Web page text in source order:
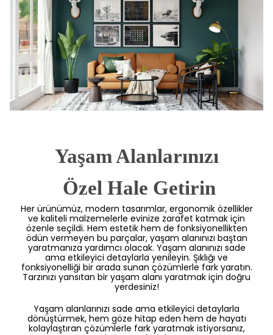
Yaşam Alanlarınızı
Özel Hale Getirin
Her ürünümüz, modern tasarımlar, ergonomik özellikler
ve kaliteli malzemelerle evinize zarafet katmak için
özenle seçildi. Hem estetik hem de fonksiyonellikten
ödün vermeyen bu parçalar, yaşam alanınızı baştan
yaratmanıza yardımcı olacak. Yaşam alanınızı sade
ama etkileyici detaylarla yenileyin. Şıklığı ve
fonksiyonelliği bir arada sunan çözümlerle fark yaratın.
Tarzınızı yansıtan bir yaşam alanı yaratmak için doğru
yerdesiniz!
Yaşam alanlarınızı sade ama etkileyici detaylarla
dönüştürmek, hem göze hitap eden hem de hayatı
kolaylaştıran çözümlerle fark yaratmak istiyorsanız,